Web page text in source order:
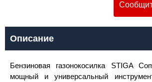
Описание
Бензиновая газонокосилка STIGA
мощный и универсальный